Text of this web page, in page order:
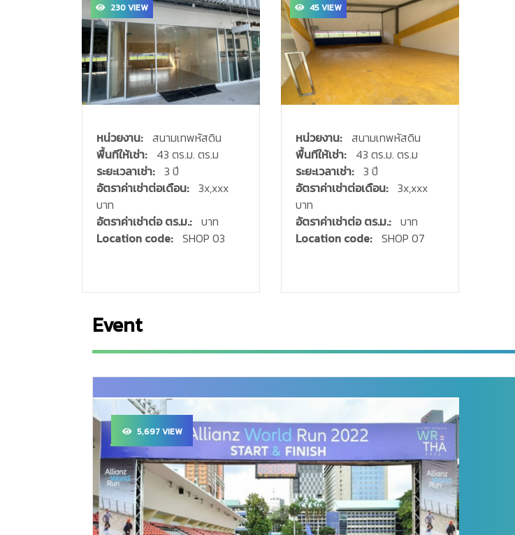
230 VIEW
หน่วยงาน: สนามเทพหัสดิน
พื้นทีให้เช่า:
43 ตร.ม. ตร.ม
ระยะเวลาเช่า: 3 ปี
อัตราค่าเช่าต่อเดือน: 3x,xxx
บาท
อัตราค่าเช่าต่อ ตร.ม.: บาท
Location code: SHOP 03
45 VIEW
หน่วยงาน: สนามเทพหัสดิน
พื้นทีให้เช่า:
43 ตร.ม. ตร.ม
ระยะเวลาเช่า: 3 ปี
อัตราค่าเช่าต่อเดือน: 3x,xxx
บาท
อัตราค่าเช่าต่อ ตร.ม.: บาท
Location code: SHOP 07
Event
5,697 VIEW